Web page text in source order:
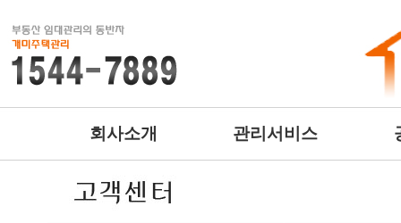
회사소개 관리서비스